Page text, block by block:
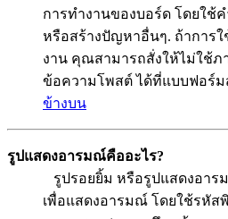
การทำงานของบอร์ด โดยใช้
หรือสร้างปัญหาอื่นๆ. ถ้าการใ
งาน คุณสามารถสั่งให้ไม่ใช้ภ
ข้อความโพสต์ ได้ที่แบบฟอร์
ข้างบน
รูปแสดงอารมณ์คืออะไร?
รูปรอยยิ้ม หรือรูปแสดงอาร
เพื่อแสดงอารมณ์ โดยใช้รหัส